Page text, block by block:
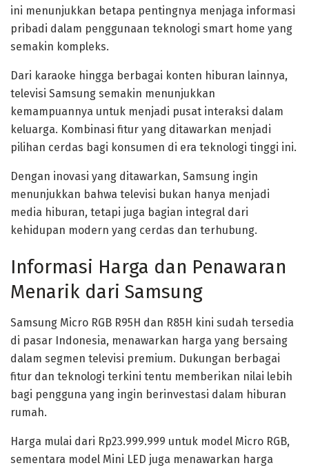
ini menunjukkan betapa pentingnya menjaga informasi
pribadi dalam penggunaan teknologi smart home yang
semakin kompleks.
Dari karaoke hingga berbagai konten hiburan lainnya,
televisi Samsung semakin menunjukkan
kemampuannya untuk menjadi pusat interaksi dalam
keluarga. Kombinasi fitur yang ditawarkan menjadi
pilihan cerdas bagi konsumen di era teknologi tinggi ini.
Dengan inovasi yang ditawarkan, Samsung ingin
menunjukkan bahwa televisi bukan hanya menjadi
media hiburan, tetapi juga bagian integral dari
kehidupan modern yang cerdas dan terhubung.
Informasi Harga dan Penawaran
Menarik dari Samsung
Samsung Micro RGB R95H dan R85H kini sudah tersedia
di pasar Indonesia, menawarkan harga yang bersaing
dalam segmen televisi premium. Dukungan berbagai
fitur dan teknologi terkini tentu memberikan nilai lebih
bagi pengguna yang ingin berinvestasi dalam hiburan
rumah.
Harga mulai dari Rp23.999.999 untuk model Micro RGB,
sementara model Mini LED juga menawarkan harga